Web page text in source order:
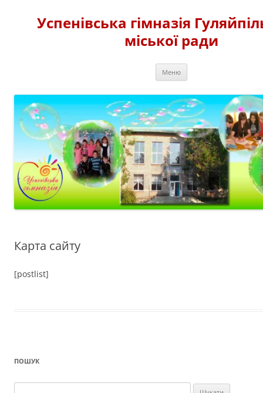
вмістуУспенівська гімназія
міської ради
Меню
Карта сайту
[postlist]
ПОШУК